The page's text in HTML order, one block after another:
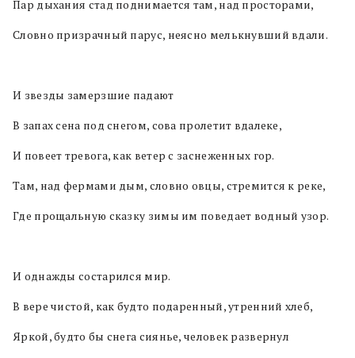
Пар дыхания стад поднимается там, над просторами,
Словно призрачный парус, неясно мелькнувший вдали.
И звезды замерзшие падают
В запах сена под снегом, сова пролетит вдалеке,
И повеет тревога, как ветер с заснеженных гор.
Там, над фермами дым, словно овцы, стремится к реке,
Где прощальную сказку зимы им поведает водный узор.
И однажды состарился мир.
В вере чистой, как будто подаренный, утренний хлеб,
Яркой, будто бы снега сиянье, человек развернул